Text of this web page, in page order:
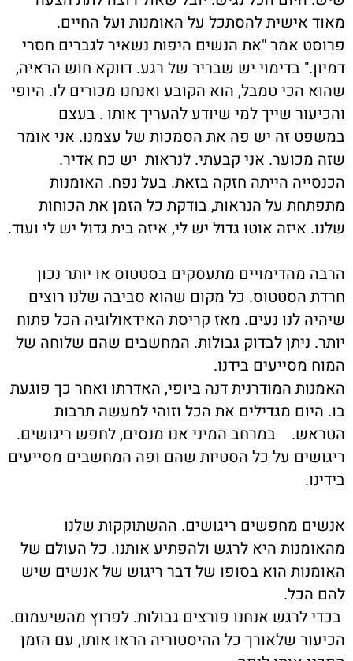
אישית להסתכל על האומנות ועל החיים.
אמר "את הנשים היפות נשאיר לגברים חסרי
בדימוי יש שבריר של רגע. דווקא חוש הראיה,
הכי טמבל, הוא הקובע ואנחנו מכורים לו. היופי
שייך למי שיודע להעריך אותו . בעצם
זה יש פה את הסמכות של עצמנו. אני אומר
מכוער. אני קבעתי. לנראות יש כח אדיר.
הייתה חזקה בזאת. בעל נפח. האומנות
על הנראות, בודקת כל הזמן את הכוחות
איזה אוטו גדול יש לי, איזה בית גדול יש לי ועוד.
מהדימויים מתעסקים בסטטוס או יותר נכון
הסטטוס. כל מקום שהוא סביבה שלנו רוצים
לנו נעים. מאז קריסת האידאולוגיה הכל פתוח
ניתן לבדוק גבולות. המחשבים שהם שלוחה של
מסייעים בידנו.
המודרנית דנה ביופי, האדרתו ואחר כך פוגעת
היום מגדילים את הכל וזוהי למעשה תרבות
במרחב המיני אנו מנסים, לחפש ריגושים.
על כל הסטיות שהם ופה המחשבים מסייעים
מחפשים ריגושים. ההשתוקקות שלנו
היא לרגש ולהפתיע אותנו. כל העולם של
הוא בסופו של דבר ריגוש של אנשים שיש
הכל.
לרגש אנחנו פורצים גבולות. לפרוץ מהשיעמום.
שלאורך כל ההיסטוריה הראו אותו, עם הזמן